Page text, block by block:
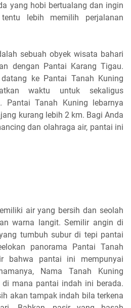
yang hobi bertualang dan ingin
lebih memilih perjalanan
sebuah obyek wisata bahari
dengan Pantai Karang Tigau.
ke Pantai Tanah Kuning
waktu untuk sekaligus
Pantai Tanah Kuning lebarnya
kurang lebih 2 km. Bagi Anda
dan olahraga air, pantai ini
air yang bersih dan seolah
warna langit. Semilir angin di
tumbuh subur di tepi pantai
panorama Pantai Tanah
bahwa pantai ini mempunyai
Nama Tanah Kuning
mana pantai indah ini berada.
akan tampak indah bila terkena